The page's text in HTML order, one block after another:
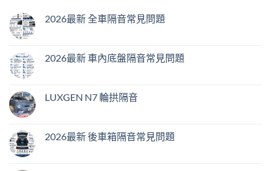
2026最新 全車隔音常見問題
2026最新 車內底盤隔音常見問題
LUXGEN N7 輪拱隔音
2026最新 後車箱隔音常見問題